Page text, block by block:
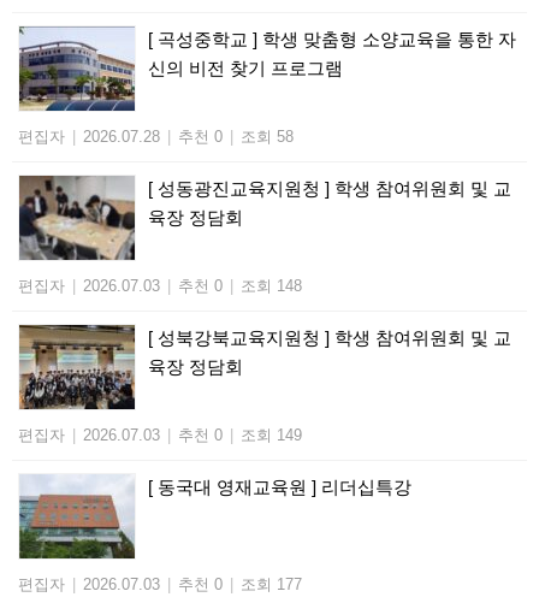
[ 곡성중학교 ] 학생 맞춤형 소양교육을 통한 자
신의 비전 찾기 프로그램
편집자 2026.07.28 추천 0 조회 58
[ 성동광진교육지원청 ] 학생 참여위원회 및 교
육장 정담회
편집자 2026.07.03 추천 0 조회 148
[ 성북강북교육지원청 ] 학생 참여위원회 및 교
육장 정담회
편집자 2026.07.03 추천 0 조회 149
[ 동국대 영재교육원 ] 리더십특강
편집자 2026.07.03 추천 0 조회 177